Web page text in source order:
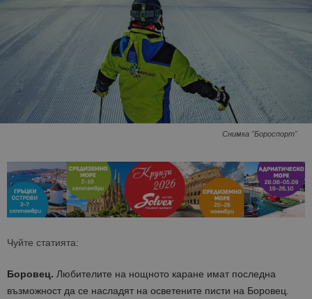
Снимка "Бороспорт"
Чуйте статията:
Боровец. Любителите на нощното каране имат последна
възможност да се насладят на осветените писти на Боровец.